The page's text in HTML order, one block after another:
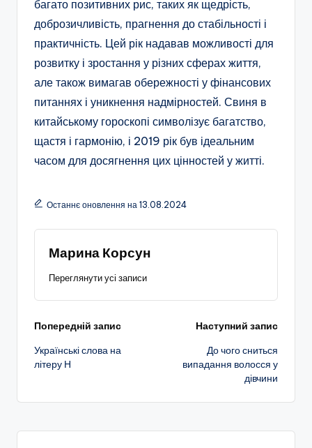
багато позитивних рис, таких як щедрість,
доброзичливість, прагнення до стабільності і
практичність. Цей рік надавав можливості для
розвитку і зростання у різних сферах життя,
але також вимагав обережності у фінансових
питаннях і уникнення надмірностей. Свиня в
китайському гороскопі символізує багатство,
щастя і гармонію, і 2019 рік був ідеальним
часом для досягнення цих цінностей у житті.
Останнє оновлення на 13.08.2024
Марина Корсун
Переглянути усі записи
Навігація
по
Попередній запис
Українські слова на
літеру Н
Наступний запис
До чого сниться
випадання волосся у
дівчини